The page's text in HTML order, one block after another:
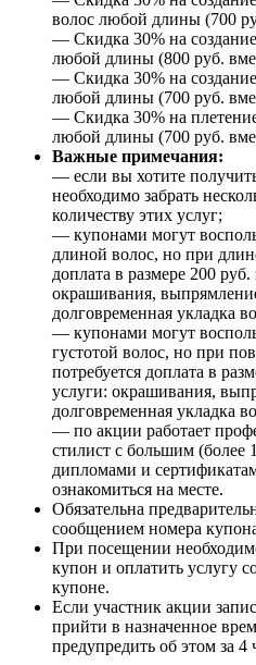
волос любой длины (700
— Скидка 30% на
любой длины (800 руб.
— Скидка 30% на
любой длины (700 руб.
— Скидка 30% на
любой длины (700 руб.
Важные примечания:
— если вы хотите
необходимо забрать
количеству этих услуг;
— купонами могут
длиной волос, но при
доплата в размере 200
окрашивания,
долговременная укладка
— купонами могут
густотой волос, но при
потребуется доплата в
услуги: окрашивания,
долговременная укладка
— по акции работает
стилист с большим (более
дипломами и
ознакомиться на месте.
Обязательна
сообщением номера
При посещении
купон и оплатить услугу
купоне.
Если участник акции
прийти в назначенное
предупредить об этом за 4